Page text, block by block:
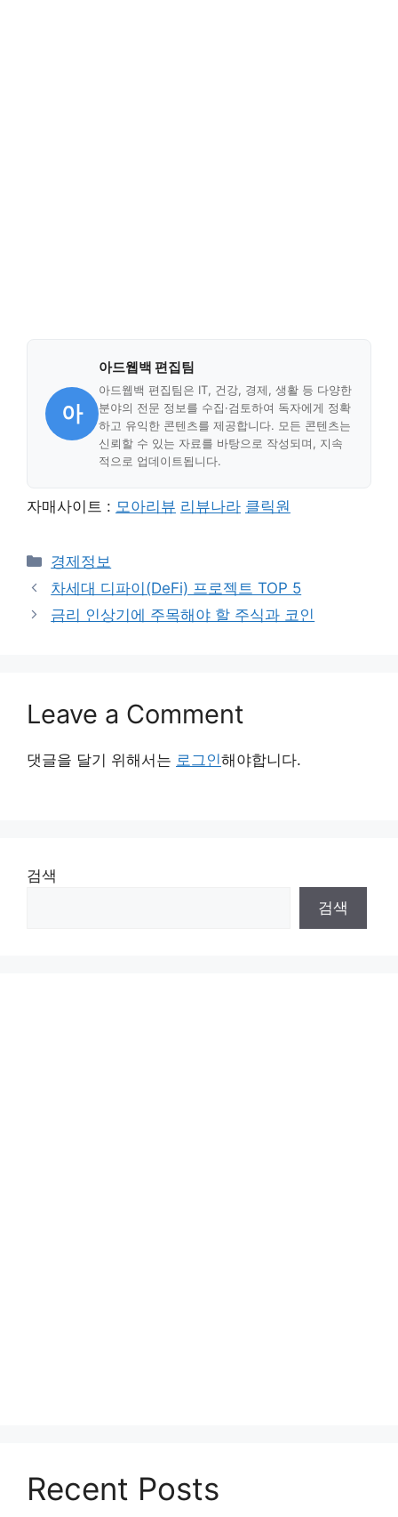
아
아드웹백 편집팀
아드웹백 편집팀은 IT, 건강, 경제, 생활 등 다양한
분야의 전문 정보를 수집·검토하여 독자에게 정확
하고 유익한 콘텐츠를 제공합니다. 모든 콘텐츠는
신뢰할 수 있는 자료를 바탕으로 작성되며, 지속
적으로 업데이트됩니다.
자매사이트 : 모아리뷰 리뷰나라 클릭원
Categories
경제정보
차세대 디파이(DeFi) 프로젝트 TOP 5
금리 인상기에 주목해야 할 주식과 코인
Leave a Comment
댓글을 달기 위해서는 로그인해야합니다.
검색
검색
Recent Posts